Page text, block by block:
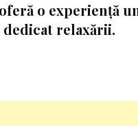
o experiență
relaxării.